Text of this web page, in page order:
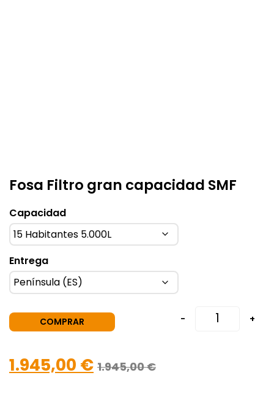
Fosa Filtro gran capacidad SMF
Capacidad
Entrega
- +
COMPRAR
1.945,00 € 1.945,00€